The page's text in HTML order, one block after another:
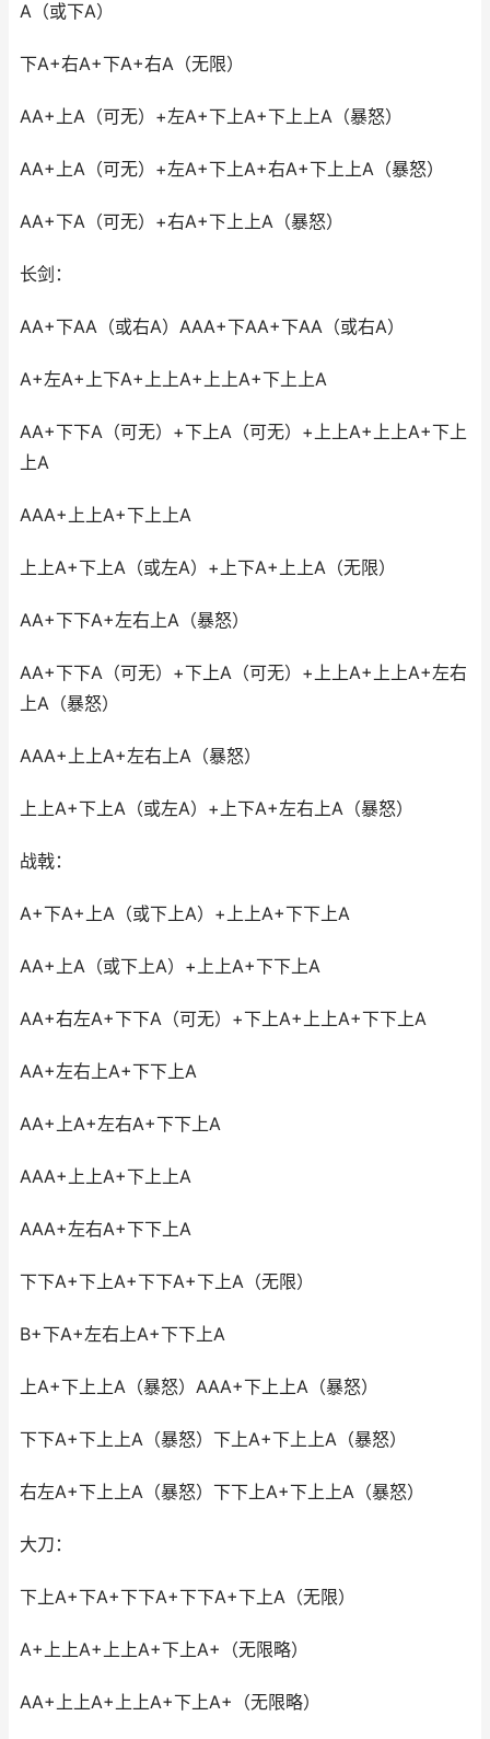
A（或下A）
下A+右A+下A+右A（无限）
AA+上A（可无）+左A+下上A+下上上A（暴怒）
AA+上A（可无）+左A+下上A+右A+下上上A（暴怒）
AA+下A（可无）+右A+下上上A（暴怒）
长剑：
AA+下AA（或右A）AAA+下AA+下AA（或右A）
A+左A+上下A+上上A+上上A+下上上A
AA+下下A（可无）+下上A（可无）+上上A+上上A+下上
上A
AAA+上上A+下上上A
上上A+下上A（或左A）+上下A+上上A（无限）
AA+下下A+左右上A（暴怒）
AA+下下A（可无）+下上A（可无）+上上A+上上A+左右
上A（暴怒）
AAA+上上A+左右上A（暴怒）
上上A+下上A（或左A）+上下A+左右上A（暴怒）
战戟：
A+下A+上A（或下上A）+上上A+下下上A
AA+上A（或下上A）+上上A+下下上A
AA+右左A+下下A（可无）+下上A+上上A+下下上A
AA+左右上A+下下上A
AA+上A+左右A+下下上A
AAA+上上A+下上上A
AAA+左右A+下下上A
下下A+下上A+下下A+下上A（无限）
B+下A+左右上A+下下上A
上A+下上上A（暴怒）AAA+下上上A（暴怒）
下下A+下上上A（暴怒）下上A+下上上A（暴怒）
右左A+下上上A（暴怒）下下上A+下上上A（暴怒）
大刀：
下上A+下A+下下A+下下A+下上A（无限）
A+上上A+上上A+下上A+（无限略）
AA+上上A+上上A+下上A+（无限略）